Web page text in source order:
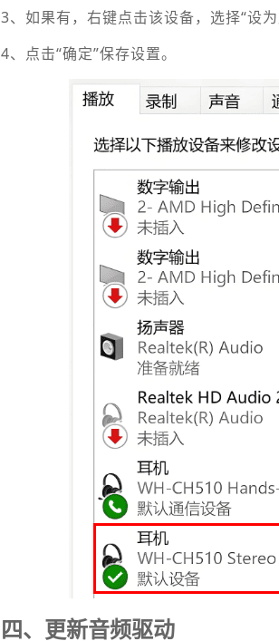
3、如果有，右键点击该设备，选择“设为
4、点击“确定”保存设置。
四、更新音频驱动